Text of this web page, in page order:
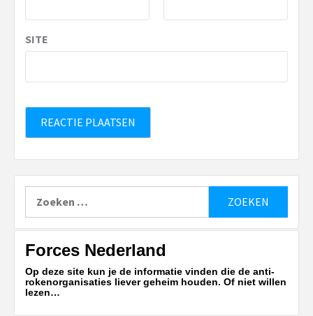
SITE
naar:
Forces Nederland
Op deze site kun je de informatie vinden die de anti-
rokenorganisaties liever geheim houden. Of niet willen
lezen…